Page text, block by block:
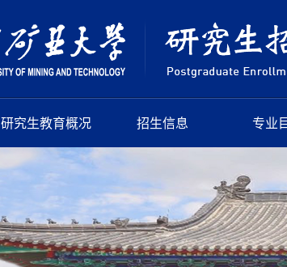
研究生教育概况 招生信息 专业